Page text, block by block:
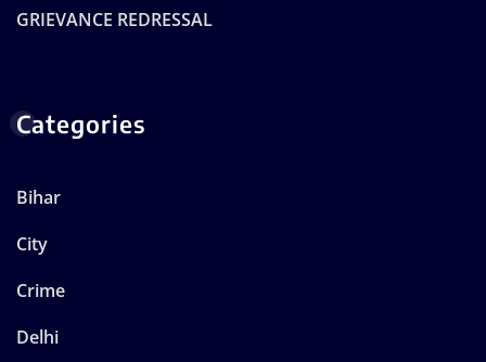
GRIEVANCE REDRESSAL
Categories
Bihar
City
Crime
Delhi